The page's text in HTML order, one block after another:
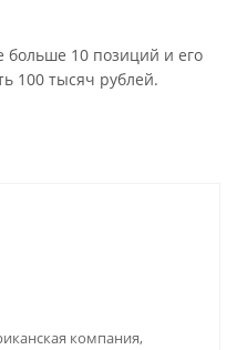
больше 10 позиций и его
100 тысяч рублей.
компания,